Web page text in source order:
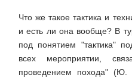
Что же такое тактика и
и есть ли она вообще? В
под понятием "тактика"
всех мероприятии,
проведением похода" (Ю.